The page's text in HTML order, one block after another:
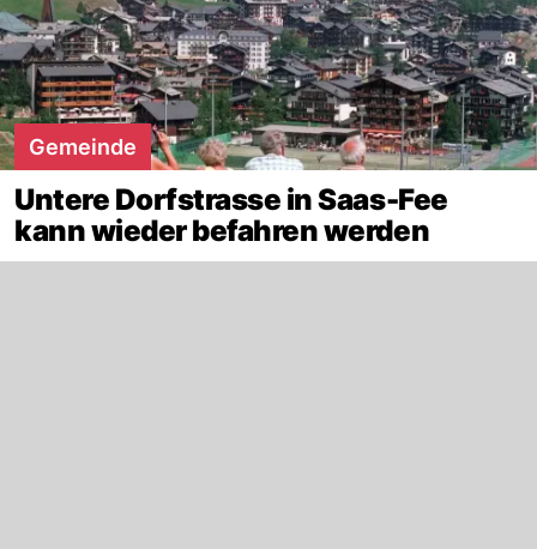
Gemeinde
Untere Dorfstrasse in Saas-Fee
kann wieder befahren werden